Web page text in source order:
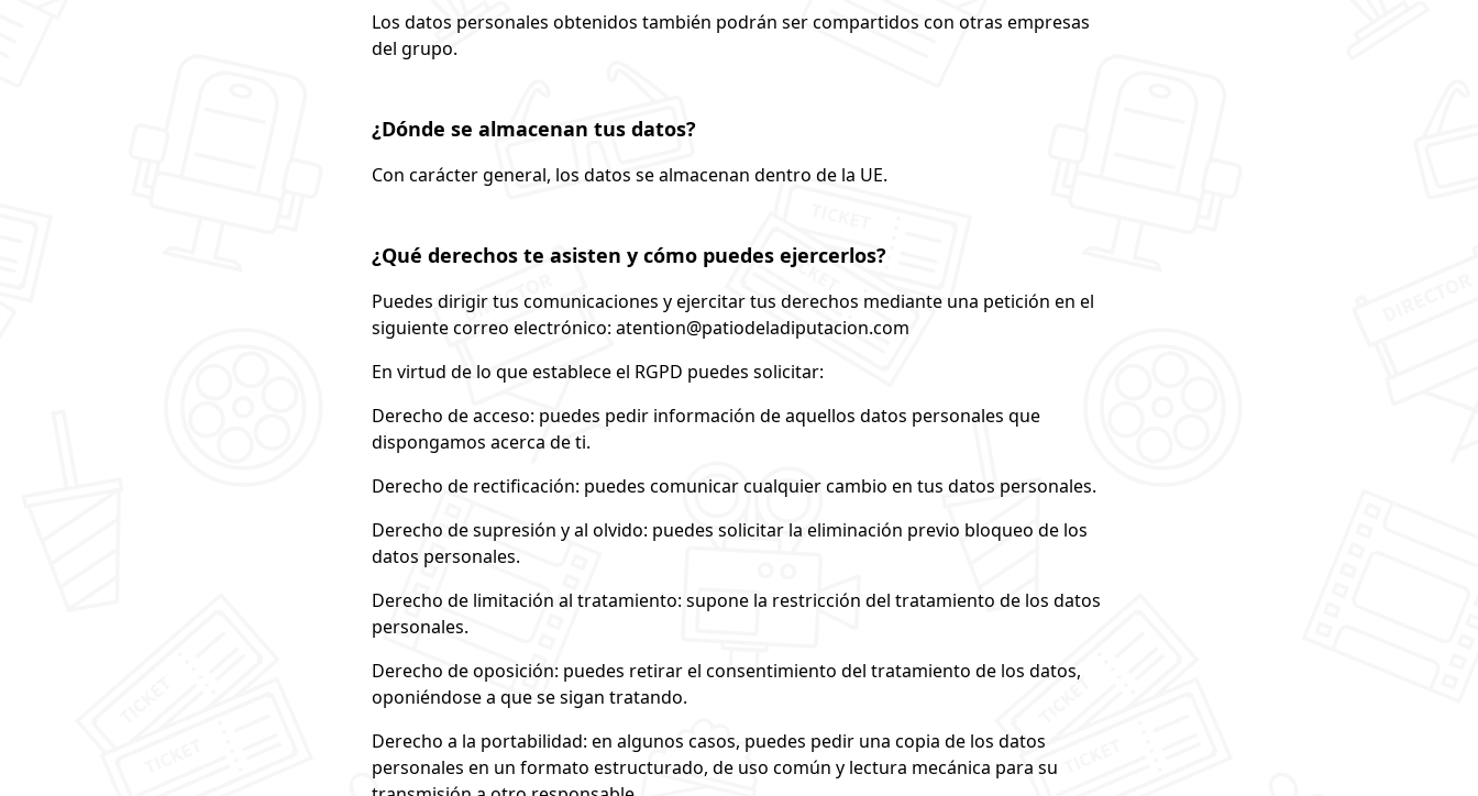
Los datos personales obtenidos también podrán ser compartidos con otras empresas
del grupo.
¿Dónde se almacenan tus datos?
Con carácter general, los datos se almacenan dentro de la UE.
¿Qué derechos te asisten y cómo puedes ejercerlos?
Puedes dirigir tus comunicaciones y ejercitar tus derechos mediante una petición en el
siguiente correo electrónico: atention@patiodeladiputacion.com
En virtud de lo que establece el RGPD puedes solicitar:
Derecho de acceso: puedes pedir información de aquellos datos personales que
dispongamos acerca de ti.
Derecho de rectificación: puedes comunicar cualquier cambio en tus datos personales.
Derecho de supresión y al olvido: puedes solicitar la eliminación previo bloqueo de los
datos personales.
Derecho de limitación al tratamiento: supone la restricción del tratamiento de los datos
personales.
Derecho de oposición: puedes retirar el consentimiento del tratamiento de los datos,
oponiéndose a que se sigan tratando.
Derecho a la portabilidad: en algunos casos, puedes pedir una copia de los datos
personales en un formato estructurado, de uso común y lectura mecánica para su